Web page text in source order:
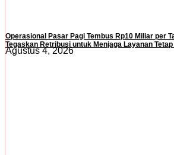
Operasional Pasar Pagi Tembus Rp10 Miliar per
Tegaskan Retribusi untuk Menjaga Layanan
Agustus 4, 2026